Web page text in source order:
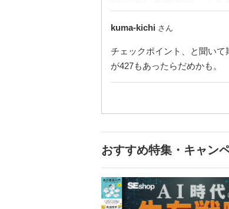
kuma-kichi さん
チェックポイント、と聞い
が427もあったらだめかも。
おすすめ特集・キャン